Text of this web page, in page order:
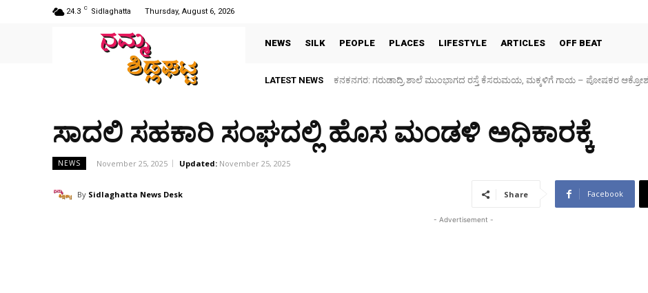
24.3 C Sidlaghatta Thursday, August 6, 2026
NEWS SILK PEOPLE PLACES LIFESTYLE ARTICLES OFF BEAT
LATEST NEWS Sidlaghatta Silk Cocoon Market-06/08/2026
ಸಾದಲಿ ಸಹಕಾರಿ ಸಂಘದಲ್ಲಿ ಹೊಸ ಮಂಡಳಿ ಅಧಿಕಾರಕ್ಕೆ
NEWS November 25, 2025 Updated: November 25, 2025
By Sidlaghatta News Desk Share Facebook
- Advertisement -